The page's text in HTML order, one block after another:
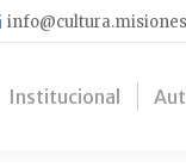
Institucional